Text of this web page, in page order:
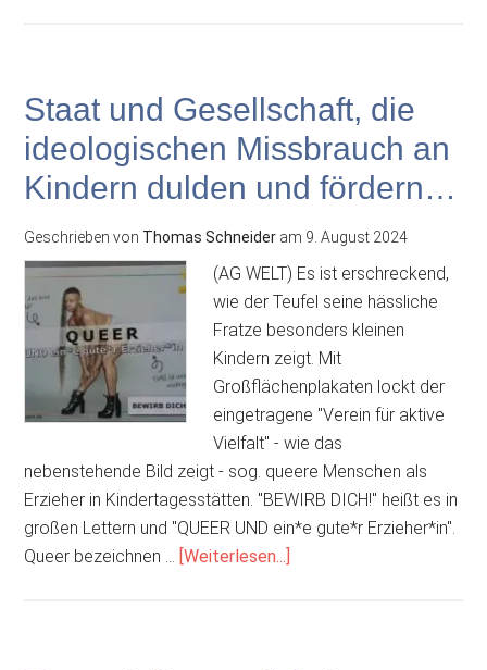
zur
457.
Gebetsinitiative
für
Volk
und
Vaterland
Staat und Gesellschaft, die
ideologischen Missbrauch an
Kindern dulden und fördern…
Geschrieben von Thomas Schneider am 9. August 2024
(AG WELT) Es ist erschreckend,
wie der Teufel seine hässliche
Fratze besonders kleinen
Kindern zeigt. Mit
Großflächenplakaten lockt der
eingetragene "Verein für aktive
Vielfalt" - wie das
nebenstehende Bild zeigt - sog. queere Menschen als
Erzieher in Kindertagesstätten. "BEWIRB DICH!" heißt es in
großen Lettern und "QUEER UND ein*e gute*r Erzieher*in".
Queer bezeichnen … [Weiterlesen...]